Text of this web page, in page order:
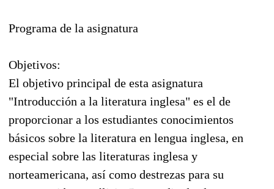
Programa de la asignatura
Objetivos:
El objetivo principal de esta asignatura
"Introducción a la literatura inglesa" es el de
proporcionar a los estudiantes conocimientos
básicos sobre la literatura en lengua inglesa, en
especial sobre las literaturas inglesa y
norteamericana, así como destrezas para su